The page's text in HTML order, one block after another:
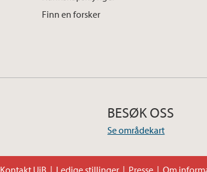
Finn en forsker
BESØK OSS
Se områdekart
Kontakt UiB Ledige stillinger Presse Om